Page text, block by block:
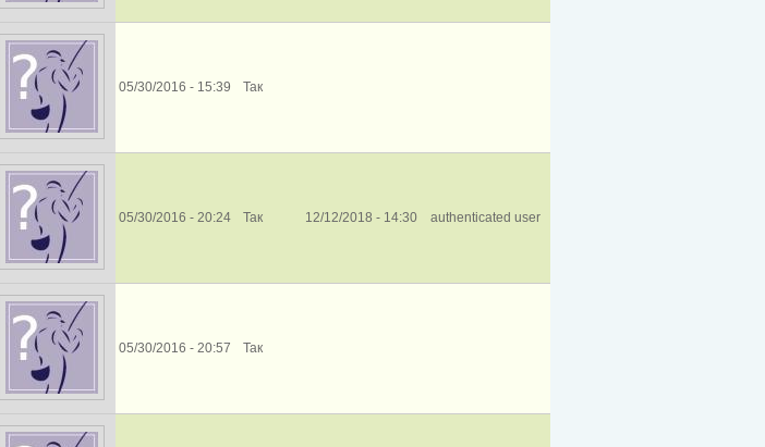
05/30/2016 - 15:39 Так
05/30/2016 - 20:24 Так 12/12/2018 - 14:30 authenticated user
05/30/2016 - 20:57 Так